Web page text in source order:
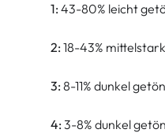
1: 43-80% leicht
2: 18-43%
3: 8-11% dunkel
4: 3-8% dunkel